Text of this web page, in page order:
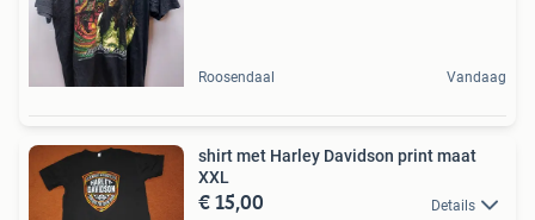
Roosendaal Vandaag
shirt met Harley Davidson print maat
XXL
€ 15,00 Details